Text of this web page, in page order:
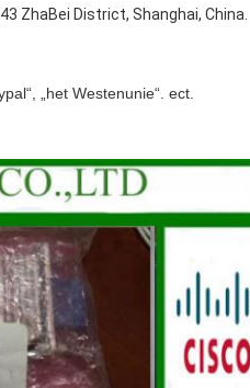
ZhaBei District, Shanghai, China.
„het Westenunie“. ect.